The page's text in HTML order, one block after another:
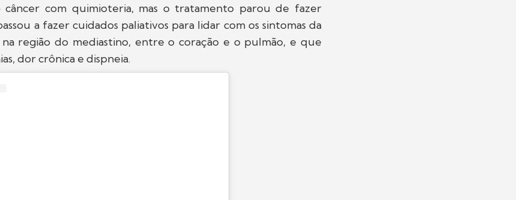
com quimioteria, mas o tratamento parou de fazer
a fazer cuidados paliativos para lidar com os sintomas da
na região do mediastino, entre o coração e o pulmão, e que
dor crônica e dispneia.